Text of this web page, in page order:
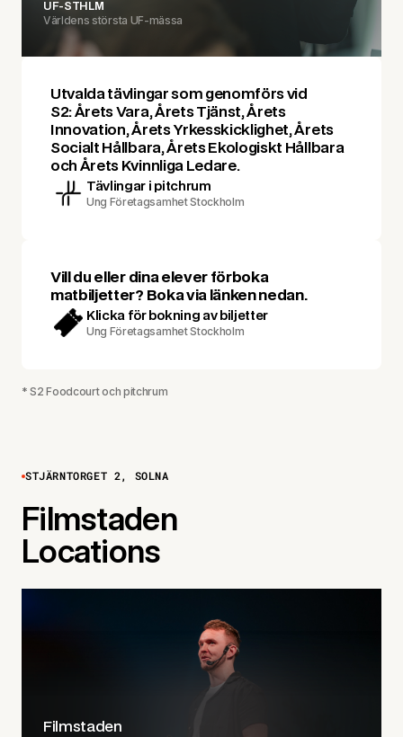
UF-STHLM
Världens största UF-mässa
Utvalda tävlingar som genomförs vid
S2: Årets Vara, Årets Tjänst, Årets
Innovation, Årets Yrkesskicklighet, Årets
Socialt Hållbara, Årets Ekologiskt Hållbara
och Årets Kvinnliga Ledare.
Tävlingar i pitchrum
Ung Företagsamhet Stockholm
Vill du eller dina elever förboka
matbiljetter? Boka via länken nedan.
Klicka för bokning av biljetter
Ung Företagsamhet Stockholm
* S2 Foodcourt och pitchrum
STJÄRNTORGET 2, SOLNA
Filmstaden
Locations
Filmstaden